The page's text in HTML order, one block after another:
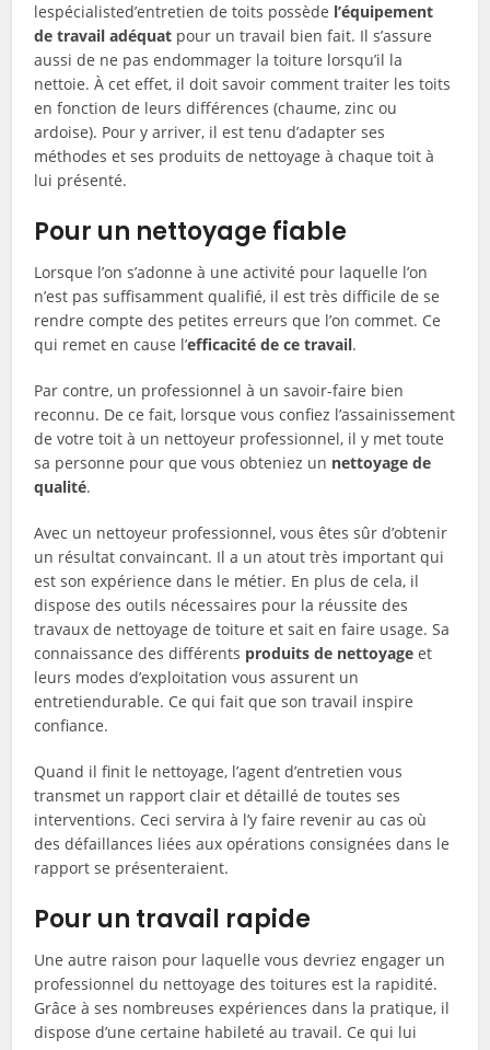
lespécialisted’entretien de toits possède l’équipement
de travail adéquat pour un travail bien fait. Il s’assure
aussi de ne pas endommager la toiture lorsqu’il la
nettoie. À cet effet, il doit savoir comment traiter les toits
en fonction de leurs différences (chaume, zinc ou
ardoise). Pour y arriver, il est tenu d’adapter ses
méthodes et ses produits de nettoyage à chaque toit à
lui présenté.
Pour un nettoyage fiable
Lorsque l’on s’adonne à une activité pour laquelle l’on
n’est pas suffisamment qualifié, il est très difficile de se
rendre compte des petites erreurs que l’on commet. Ce
qui remet en cause l’efficacité de ce travail.
Par contre, un professionnel à un savoir-faire bien
reconnu. De ce fait, lorsque vous confiez l’assainissement
de votre toit à un nettoyeur professionnel, il y met toute
sa personne pour que vous obteniez un nettoyage de
qualité.
Avec un nettoyeur professionnel, vous êtes sûr d’obtenir
un résultat convaincant. Il a un atout très important qui
est son expérience dans le métier. En plus de cela, il
dispose des outils nécessaires pour la réussite des
travaux de nettoyage de toiture et sait en faire usage. Sa
connaissance des différents produits de nettoyage et
leurs modes d’exploitation vous assurent un
entretiendurable. Ce qui fait que son travail inspire
confiance.
Quand il finit le nettoyage, l’agent d’entretien vous
transmet un rapport clair et détaillé de toutes ses
interventions. Ceci servira à l’y faire revenir au cas où
des défaillances liées aux opérations consignées dans le
rapport se présenteraient.
Pour un travail rapide
Une autre raison pour laquelle vous devriez engager un
professionnel du nettoyage des toitures est la rapidité.
Grâce à ses nombreuses expériences dans la pratique, il
dispose d’une certaine habileté au travail. Ce qui lui